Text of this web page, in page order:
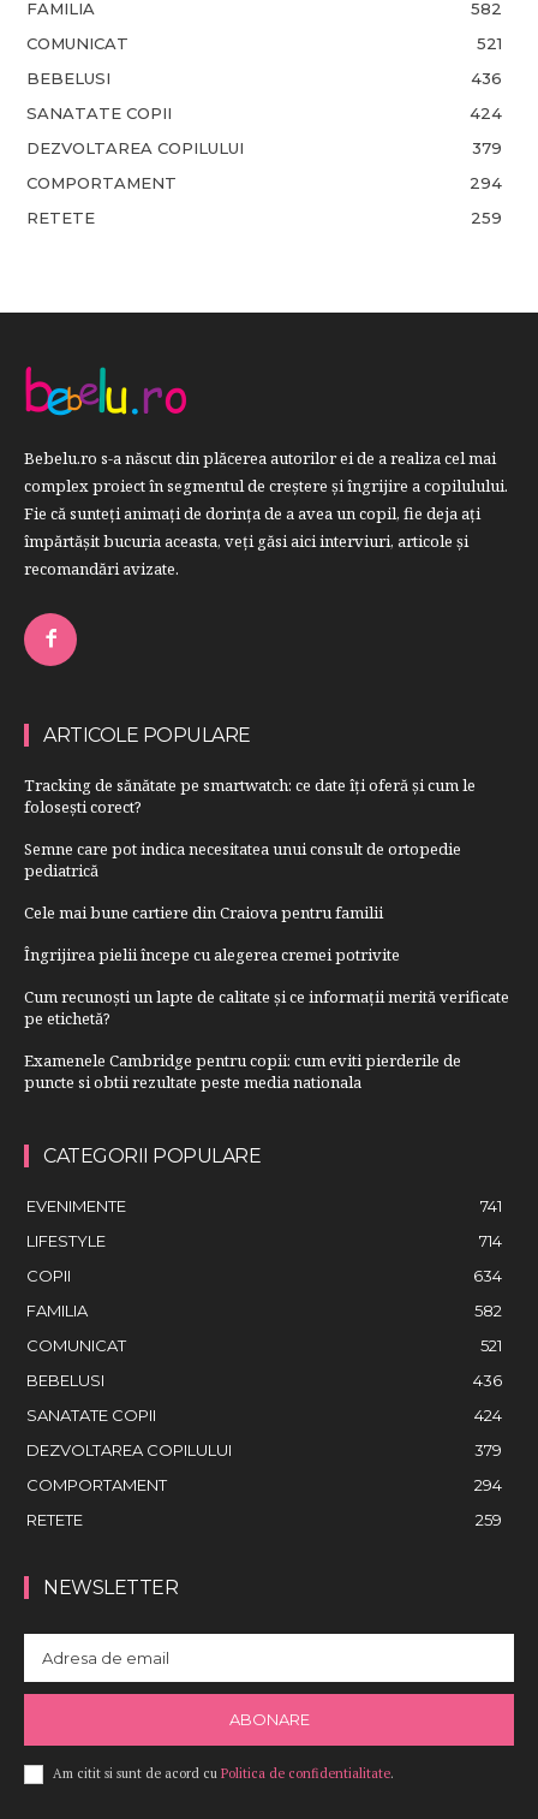
FAMILIA
582
COMUNICAT
521
BEBELUSI
436
SANATATE COPII
424
DEZVOLTAREA COPILULUI
379
COMPORTAMENT
294
RETETE
259
Bebelu.ro s-a născut din plăcerea autorilor ei de a realiza cel mai
complex proiect în segmentul de creştere şi îngrijire a copilulului.
Fie că sunteţi animaţi de dorinţa de a avea un copil, fie deja aţi
împărtăşit bucuria aceasta, veți găsi aici interviuri, articole şi
recomandări avizate.
ARTICOLE POPULARE
Tracking de sănătate pe smartwatch: ce date îți oferă și cum le
folosești corect?
Semne care pot indica necesitatea unui consult de ortopedie
pediatrică
Cele mai bune cartiere din Craiova pentru familii
Îngrijirea pielii începe cu alegerea cremei potrivite
Cum recunoști un lapte de calitate și ce informații merită verificate
pe etichetă?
Examenele Cambridge pentru copii: cum eviti pierderile de
puncte si obtii rezultate peste media nationala
CATEGORII POPULARE
EVENIMENTE
741
LIFESTYLE
714
COPII
634
FAMILIA
582
COMUNICAT
521
BEBELUSI
436
SANATATE COPII
424
DEZVOLTAREA COPILULUI
379
COMPORTAMENT
294
RETETE
259
NEWSLETTER
ABONARE
Am citit si sunt de acord cu Politica de confidentialitate.